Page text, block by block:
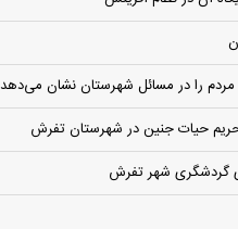
را در مسائل شهرستان نشان می‌دهد
حیات جنین در شهرستان تفرش
گردشگری شهر تفرش